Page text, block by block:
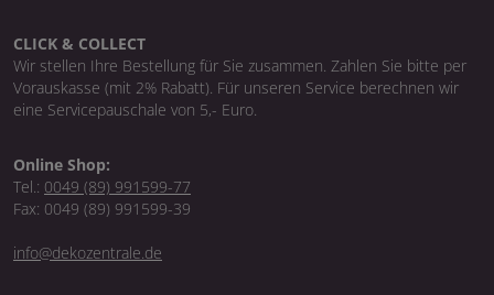
CLICK & COLLECT
Wir stellen Ihre Bestellung für Sie zusammen. Zahlen Sie bitte per
Vorauskasse (mit 2% Rabatt). Für unseren Service berechnen wir
eine Servicepauschale von 5,- Euro.
Online Shop:
Tel.: 0049 (89) 991599-77
Fax: 0049 (89) 991599-39
info@dekozentrale.de